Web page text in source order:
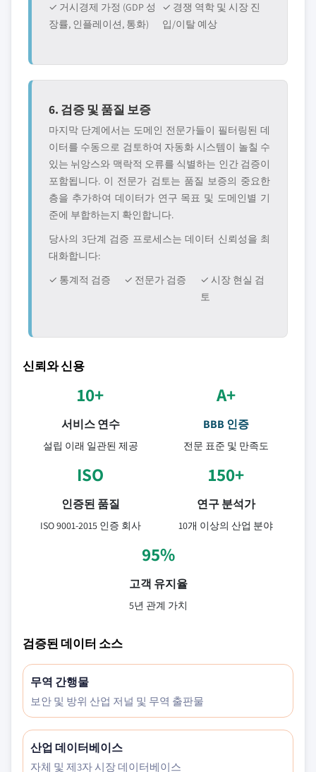
✓ 거시경제 가정 (GDP 성
장률, 인플레이션, 통화)
✓ 경쟁 역학 및 시장 진
입/이탈 예상
6. 검증 및 품질 보증
마지막 단계에서는 도메인 전문가들이 필터링된 데
이터를 수동으로 검토하여 자동화 시스템이 놀칠 수
있는 뉘앙스와 맥락적 오류를 식별하는 인간 검증이
포함됩니다. 이 전문가 검토는 품질 보증의 중요한
층을 추가하여 데이터가 연구 목표 및 도메인별 기
준에 부합하는지 확인합니다.
당사의 3단계 검증 프로세스는 데이터 신뢰성을 최
대화합니다:
✓ 통계적 검증
✓ 전문가 검증
✓ 시장 현실 검
토
신뢰와 신용
10+
서비스 연수
설립 이래 일관된 제공
A+
BBB 인증
전문 표준 및 만족도
ISO
인증된 품질
ISO 9001-2015 인증 회사
150+
연구 분석가
10개 이상의 산업 분야
95%
고객 유지율
5년 관계 가치
검증된 데이터 소스
무역 간행물
보안 및 방위 산업 저널 및 무역 출판물
산업 데이터베이스
자체 및 제3자 시장 데이터베이스